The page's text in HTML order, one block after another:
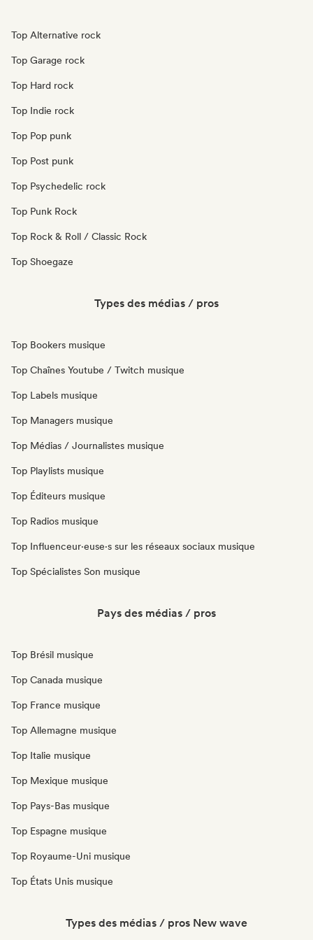
Top Alternative rock
Top Garage rock
Top Hard rock
Top Indie rock
Top Pop punk
Top Post punk
Top Psychedelic rock
Top Punk Rock
Top Rock & Roll / Classic Rock
Top Shoegaze
Types des médias / pros
Top Bookers musique
Top Chaînes Youtube / Twitch musique
Top Labels musique
Top Managers musique
Top Médias / Journalistes musique
Top Playlists musique
Top Éditeurs musique
Top Radios musique
Top Influenceur·euse·s sur les réseaux sociaux musique
Top Spécialistes Son musique
Pays des médias / pros
Top Brésil musique
Top Canada musique
Top France musique
Top Allemagne musique
Top Italie musique
Top Mexique musique
Top Pays-Bas musique
Top Espagne musique
Top Royaume-Uni musique
Top États Unis musique
Types des médias / pros New wave